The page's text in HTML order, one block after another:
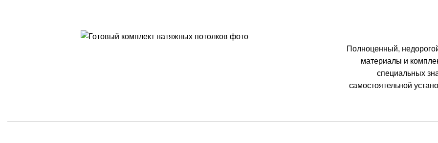
Полноценный,
материалы и
специальных
самостоятельной